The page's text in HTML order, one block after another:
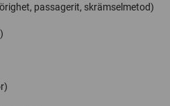
passagerit, skrämselmetod)